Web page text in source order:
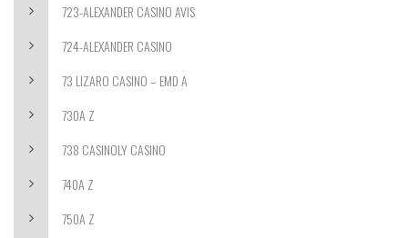
723-ALEXANDER CASINO AVIS
724-ALEXANDER CASINO
73 LIZARO CASINO – EMD A
730A Z
738 CASINOLY CASINO
740A Z
750A Z